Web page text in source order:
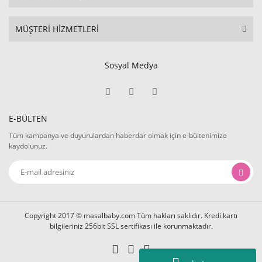
MÜŞTERİ HİZMETLERİ
Sosyal Medya
E-BÜLTEN
Tüm kampanya ve duyurulardan haberdar olmak için e-bültenimize
kaydolunuz.
Copyright 2017 © masalbaby.com Tüm hakları saklıdır. Kredi kartı
bilgileriniz 256bit SSL sertifikası ile korunmaktadır.